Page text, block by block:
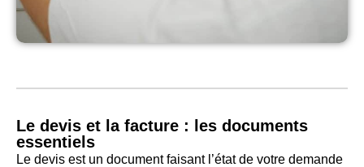
Le devis et la facture : les documents
essentiels
Le devis est un document faisant l’état de votre demande